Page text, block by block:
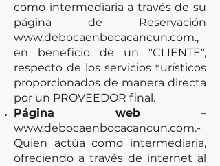
como intermediaria a través de su
página de Reservación
www.debocaenbocacancun.com.,
en beneficio de un "CLIENTE",
respecto de los servicios turísticos
proporcionados de manera directa
por un PROVEEDOR final.
Página web –
www.debocaenbocacancun.com.-
Quien actúa como intermediaria,
ofreciendo a través de internet al